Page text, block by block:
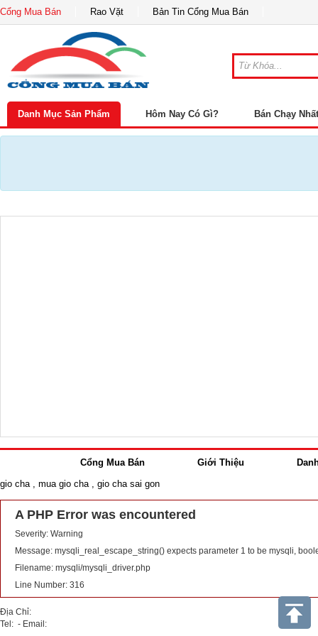
Cổng Mua Bán Rao Vặt Bản Tin Cổng Mua Bán
Danh Mục Sản Phẩm Hôm Nay Có Gì? Bán Chạy Nhất
Cổng Mua Bán Giới Thiệu
gio cha
mua gio cha gio cha sai gon
A PHP Error was encountered
Severity: Warning
Message: mysqli_real_escape_string() expects parameter 1 to be mysqli,
Filename: mysqli/mysqli_driver.php
Line Number: 316
Địa Chỉ:
Tel: - Email: